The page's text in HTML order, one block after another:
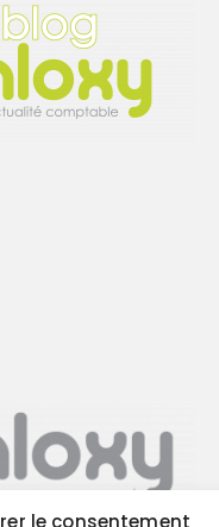
le consentement